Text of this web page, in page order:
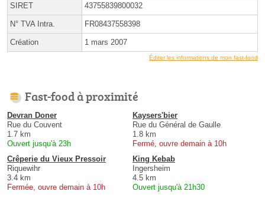
SIRET 43755839800032
N° TVA Intra. FR08437558398
Création 1 mars 2007
Éditer les informations de mon fast-food
Fast-food à proximité
Devran Doner
Rue du Couvent
1.7 km
Ouvert jusqu'à 23h
Kaysers'bier
Rue du Général de Gaulle
1.8 km
Fermé, ouvre demain à 10h
Crêperie du Vieux Pressoir
Riquewihr
3.4 km
Fermée, ouvre demain à 10h
King Kebab
Ingersheim
4.5 km
Ouvert jusqu'à 21h30